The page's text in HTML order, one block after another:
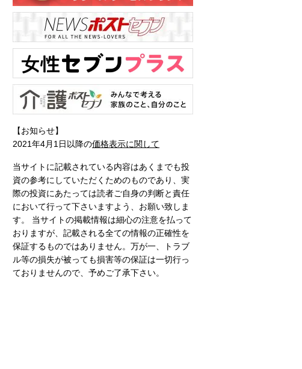
【お知らせ】
2021年4月1日以降の価格表示に関して
当サイトに記載されている内容はあくまでも投
資の参考にしていただくためのものであり、実
際の投資にあたっては読者ご自身の判断と責任
において行って下さいますよう、お願い致しま
す。 当サイトの掲載情報は細心の注意を払って
おりますが、記載される全ての情報の正確性を
保証するものではありません。万が一、トラブ
ル等の損失が被っても損害等の保証は一切行っ
ておりませんので、予めご了承下さい。